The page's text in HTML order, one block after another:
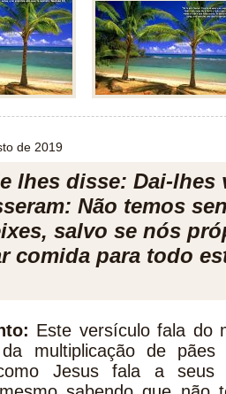
de 2019
lhes disse: Dai-lhes
Não temos
salvo se nós
comida para todo
Este versículo fala do
multiplicação de
Jesus fala a seus